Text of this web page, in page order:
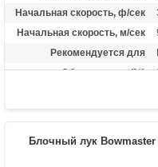
Начальная скорость, ф/сек
Начальная скорость, м/сек
Рекомендуется для
Сброс усилия (%)
Высота базы (дюймы)
Блочный лук